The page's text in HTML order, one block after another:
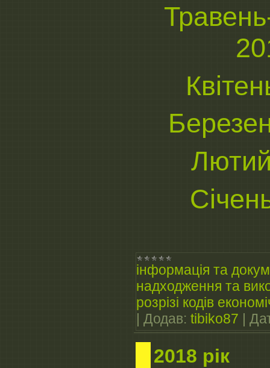
інформація та
надходження та
розрізі кодів
| Додав: tibiko87 |
2018 рік